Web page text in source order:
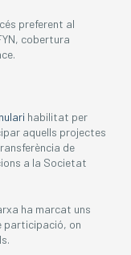
preferent al
cobertura
habilitat per
aquells projectes
de
a la Societat
ha marcat uns
participació, on